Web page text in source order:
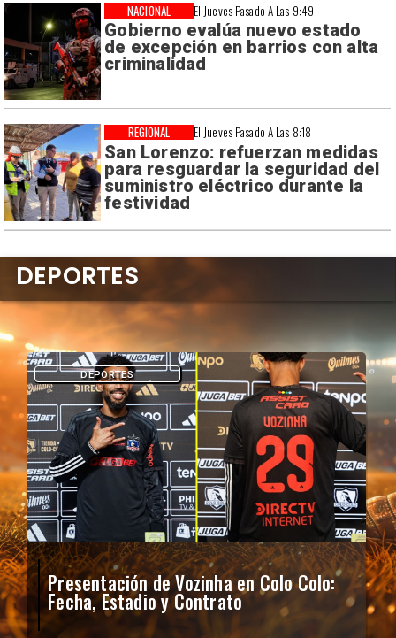
El Jueves Pasado A Las 9:49
Gobierno evalúa nuevo estado
de excepción en barrios con alta
criminalidad
NACIONAL
El Jueves Pasado A Las 8:18
San Lorenzo: refuerzan medidas
para resguardar la seguridad del
suministro eléctrico durante la
festividad
REGIONAL
Presentación de Vozinha en Colo Colo:
Fecha, Estadio y Contrato
DEPORTES
DEPORTES